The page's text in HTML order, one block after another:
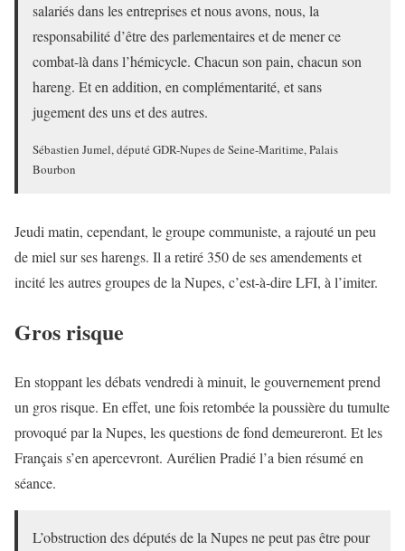
salariés dans les entreprises et nous avons, nous, la
responsabilité d’être des parlementaires et de mener ce
combat-là dans l’hémicycle. Chacun son pain, chacun son
hareng. Et en addition, en complémentarité, et sans
jugement des uns et des autres.
Sébastien Jumel, député GDR-Nupes de Seine-Maritime, Palais
Bourbon
Jeudi matin, cependant, le groupe communiste, a rajouté un peu
de miel sur ses harengs. Il a retiré 350 de ses amendements et
incité les autres groupes de la Nupes, c’est-à-dire LFI, à l’imiter.
Gros risque
En stoppant les débats vendredi à minuit, le gouvernement prend
un gros risque. En effet, une fois retombée la poussière du tumulte
provoqué par la Nupes, les questions de fond demeureront. Et les
Français s’en apercevront. Aurélien Pradié l’a bien résumé en
séance.
L’obstruction des députés de la Nupes ne peut pas être pour